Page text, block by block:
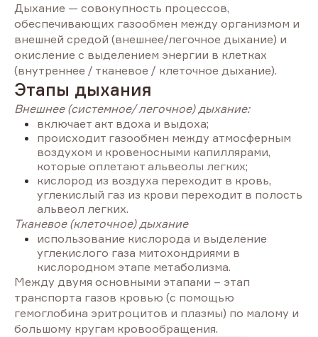
Дыхание — совокупность процессов,
обеспечивающих газообмен между организмом и
внешней средой (внешнее/легочное дыхание) и
окисление с выделением энергии в клетках
(внутреннее / тканевое / клеточное дыхание).
Этапы дыхания
Внешнее (системное/ легочное) дыхание:
включает акт вдоха и выдоха;
происходит газообмен между атмосферным
воздухом и кровеносными капиллярами,
которые оплетают альвеолы легких;
кислород из воздуха переходит в кровь,
углекислый газ из крови переходит в полость
альвеол легких.
Тканевое (клеточное) дыхание
использование кислорода и выделение
углекислого газа митохондриями в
кислородном этапе метаболизма.
Между двумя основными этапами – этап
транспорта газов кровью (с помощью
гемоглобина эритроцитов и плазмы) по малому и
большому кругам кровообращения.